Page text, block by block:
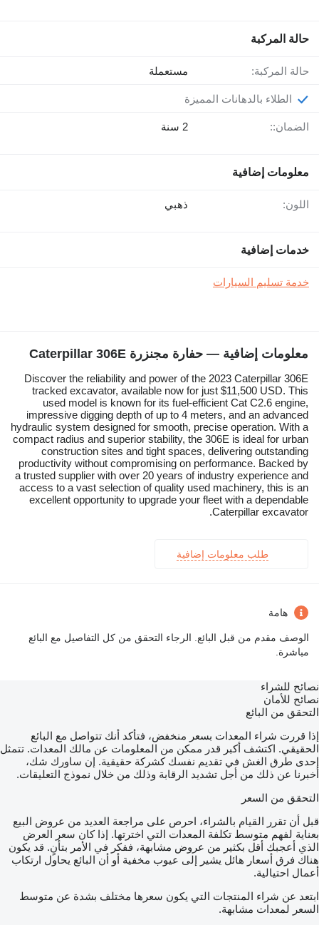
حالة المركبة
حالة المركبة: مستعملة
الطلاء بالدهانات المميزة
الضمان:: 2 سنة
معلومات إضافية
اللون: ذهبي
خدمات إضافية
خدمة تسليم السيارات
معلومات إضافية — حفارة مجنزرة Caterpillar 306E
Discover the reliability and power of the 2023 Caterpillar 306E
tracked excavator, available now for just $11,500 USD. This
used model is known for its fuel-efficient Cat C2.6 engine,
impressive digging depth of up to 4 meters, and an advanced
hydraulic system designed for smooth, precise operation. With a
compact radius and superior stability, the 306E is ideal for urban
construction sites and tight spaces, delivering outstanding
productivity without compromising on performance. Backed by
a trusted supplier with over 20 years of industry experience and
access to a vast selection of quality used machinery, this is an
excellent opportunity to upgrade your fleet with a dependable
Caterpillar excavator.
طلب معلومات إضافية
هامة
الوصف مقدم من قبل البائع. الرجاء التحقق من كل التفاصيل مع البائع
مباشرة.
نصائح للشراء
نصائح للأمان
التحقق من البائع
إذا قررت شراء المعدات بسعر منخفض، فتأكد أنك تتواصل مع البائع
الحقيقي. اكتشف أكبر قدر ممكن من المعلومات عن مالك المعدات. تتمثل
إحدى طرق الغش في تقديم نفسك كشركة حقيقية. إن ساورك شك،
أخبرنا عن ذلك من أجل تشديد الرقابة وذلك من خلال نموذج التعليقات.
التحقق من السعر
قبل أن تقرر القيام بالشراء، احرص على مراجعة العديد من عروض البيع
بعناية لفهم متوسط تكلفة المعدات التي اخترتها. إذا كان سعر العرض
الذي أعجبك أقل بكثير من عروض مشابهة، ففكر في الأمر بتأنٍ. قد يكون
هناك فرق أسعار هائل يشير إلى عيوب مخفية أو أن البائع يحاول ارتكاب
أعمال احتيالية.
ابتعد عن شراء المنتجات التي يكون سعرها مختلف بشدة عن متوسط
السعر لمعدات مشابهة.